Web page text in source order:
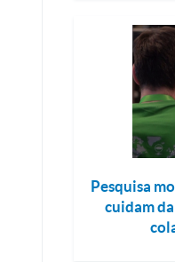
Pesquisa
cuidam